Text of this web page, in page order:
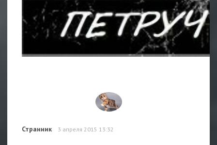
Странник 3 апреля 2015 13:32